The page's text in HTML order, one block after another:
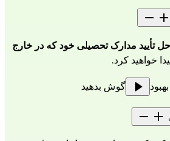
خواهید کرد.
گوش بدهید